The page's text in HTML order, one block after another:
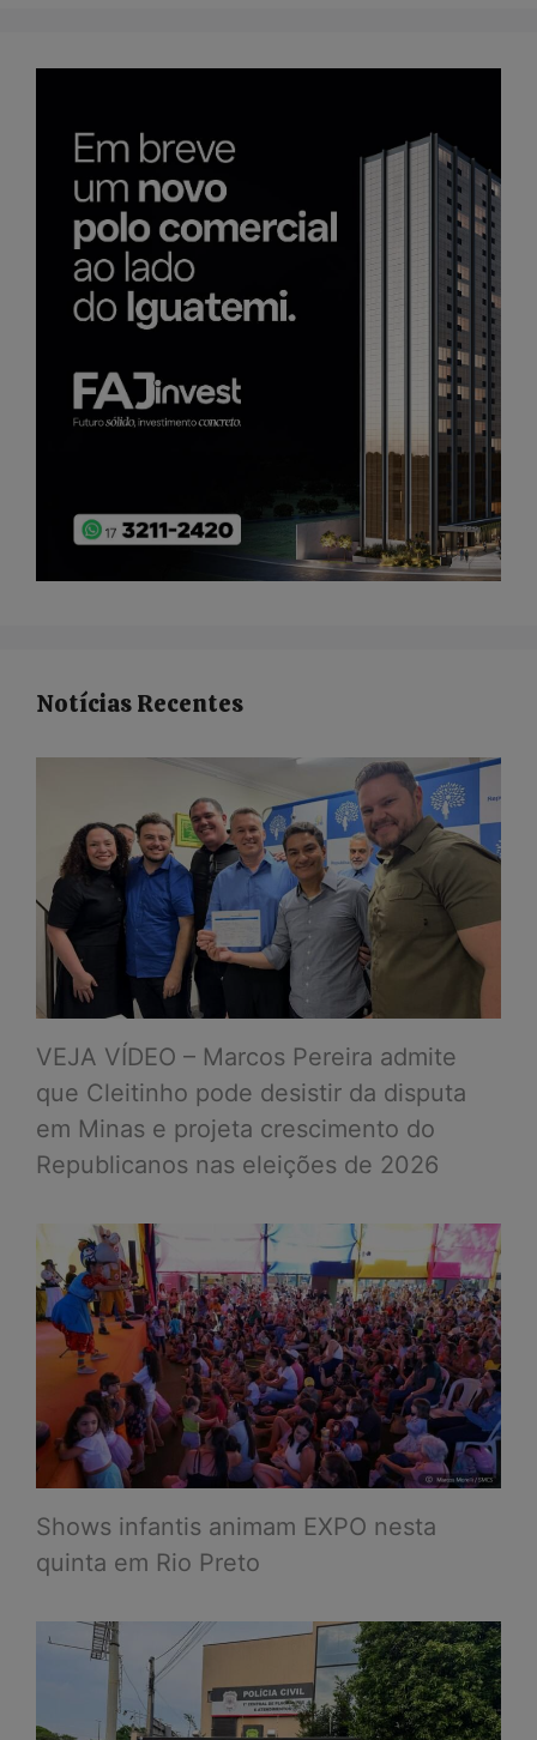
Notícias Recentes
VEJA VÍDEO – Marcos Pereira admite
que Cleitinho pode desistir da disputa
em Minas e projeta crescimento do
Republicanos nas eleições de 2026
Shows infantis animam EXPO nesta
quinta em Rio Preto